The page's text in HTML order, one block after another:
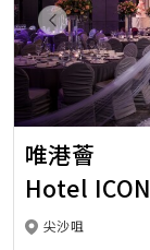
Previous
唯港薈
Hotel ICON
尖沙咀